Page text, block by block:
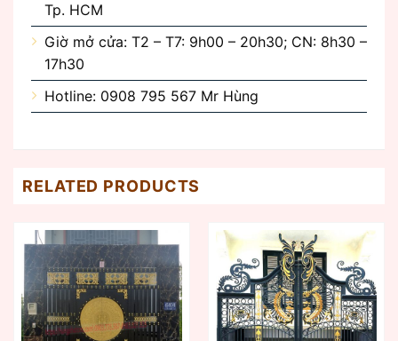
Tp. HCM
Giờ mở cửa: T2 – T7: 9h00 – 20h30; CN: 8h30 –
17h30
Hotline: 0908 795 567 Mr Hùng
RELATED PRODUCTS